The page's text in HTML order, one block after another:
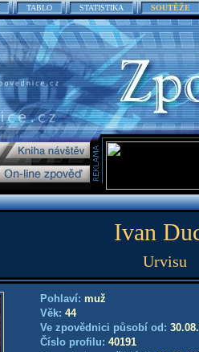
TABLO STATISTIKA SOUTĚŽE
Ivan
Urvisu
Pohlaví: muž
Věk: 44
Ve zpovědnici působí od:
Číslo profilu: 40191